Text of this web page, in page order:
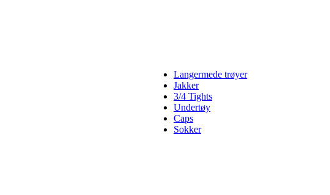
Langermede trøyer
Jakker
3/4 Tights
Undertøy
Caps
Sokker